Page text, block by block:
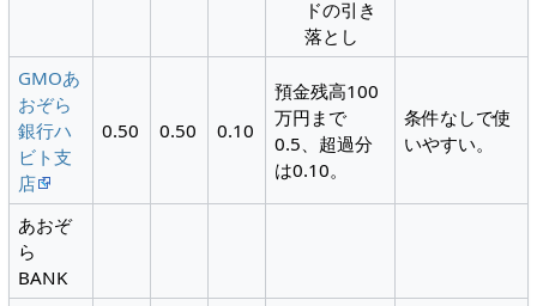
ドの引き
落とし
GMOあ
おぞら
銀行ハ
ビト支
店
0.50 0.50 0.10
預金残高100
万円まで
0.5、超過分
は0.10。
条件なしで使
いやすい。
あおぞ
ら
BANK